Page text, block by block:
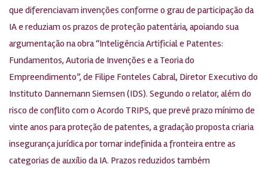
que diferenciavam invenções conforme o grau de participação da
IA e reduziam os prazos de proteção patentária, apoiando sua
argumentação na obra “Inteligência Artificial e Patentes:
Fundamentos, Autoria de Invenções e a Teoria do
Empreendimento”, de Filipe Fonteles Cabral, Diretor Executivo do
Instituto Dannemann Siemsen (IDS). Segundo o relator, além do
risco de conflito com o Acordo TRIPS, que prevê prazo mínimo de
vinte anos para proteção de patentes, a gradação proposta criaria
insegurança jurídica por tornar indefinida a fronteira entre as
categorias de auxílio da IA. Prazos reduzidos também